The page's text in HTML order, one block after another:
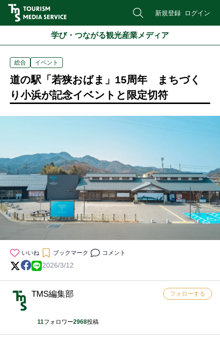
新規登録 ログイン
学び・つながる観光産業メディア
総合 イベント
道の駅「若狭おばま」15周年 まちづく
り小浜が記念イベントと限定切符
いいね ブックマーク コメント
2026/3/12
TMS編集部
11フォロワー2968投稿
フォローする